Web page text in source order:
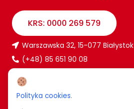
KRS: 0000 269 579
Warszawska 32, 15-077 Białystok
(+48) 85 651 90 08
bialystok@caritas.pl
Polityka cookies.